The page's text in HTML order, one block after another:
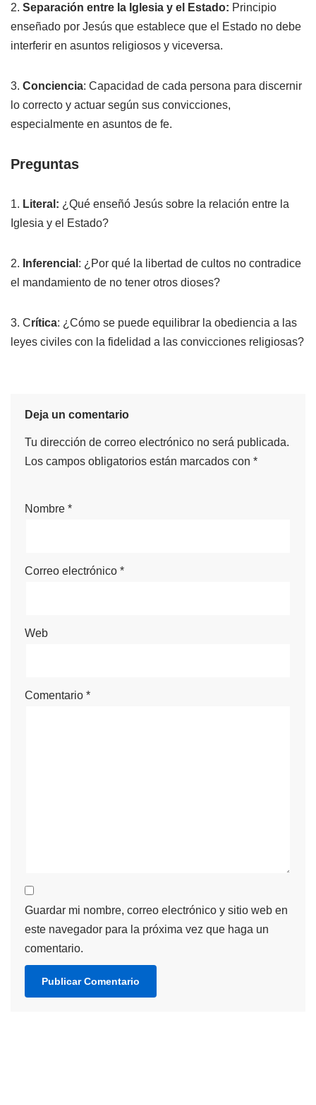
2. Separación entre la Iglesia y el Estado: Principio
enseñado por Jesús que establece que el Estado no debe
interferir en asuntos religiosos y viceversa.
3. Conciencia: Capacidad de cada persona para discernir
lo correcto y actuar según sus convicciones,
especialmente en asuntos de fe.
Preguntas
1. Literal: ¿Qué enseñó Jesús sobre la relación entre la
Iglesia y el Estado?
2. Inferencial : ¿Por qué la libertad de cultos no contradice
el mandamiento de no tener otros dioses?
3. Crítica: ¿Cómo se puede equilibrar la obediencia a las
leyes civiles con la fidelidad a las convicciones religiosas?
Deja un comentario
Tu dirección de correo electrónico no será publicada.
Los campos obligatorios están marcados con *
Nombre *
Correo electrónico *
Web
Comentario *
Guardar mi nombre, correo electrónico y sitio web en
este navegador para la próxima vez que haga un
comentario.